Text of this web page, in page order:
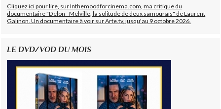
Cliquez ici pour lire, sur Inthemoodforcinema.com, ma critique du
documentaire "Delon - Melville, la solitude de deux samouraïs" de Laurent
Galinon. Un documentaire à voir sur Arte.tv, jusqu'au 9 octobre 2026.
LE DVD/VOD DU MOIS